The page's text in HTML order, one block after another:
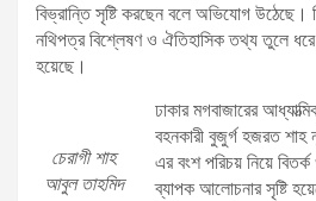
বিভ্রান্তি সৃষ্টি করছেন বলে অভিযোগ উঠেছে।
নথিপত্র বিশ্লেষণ ও ঐতিহাসিক তথ্য তুলে ধরে
হয়েছে।
চেরাগী শাহ
আবুল তাহমিদ
ঢাকার মগবাজারের
বহনকারী বুজুর্গ হজরত শাহ
এর বংশ পরিচয় নিয়ে
ব্যাপক আলোচনার সৃষ্টি